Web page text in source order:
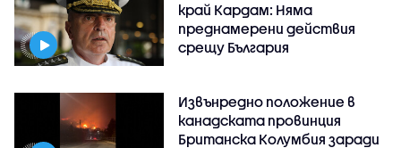
край Кардам: Няма
преднамерени действия
срещу България
Извънредно положение в
канадската провинция
Британска Колумбия заради